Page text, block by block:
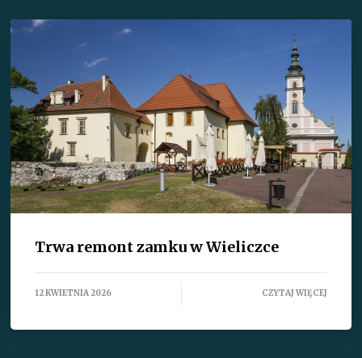
Trwa remont zamku w Wieliczce
12 KWIETNIA 2026 CZYTAJ WIĘCEJ